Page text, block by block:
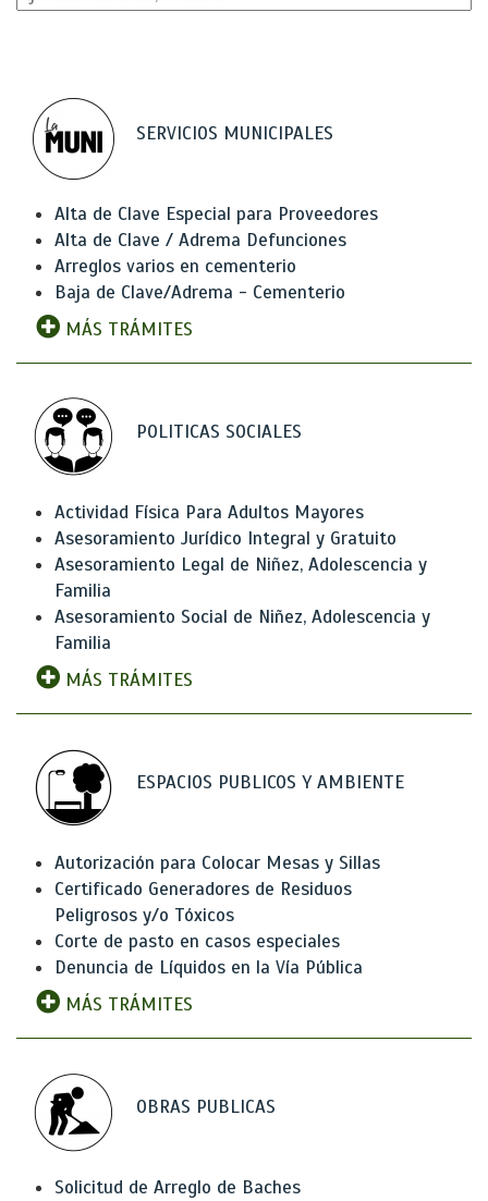
SERVICIOS MUNICIPALES
Alta de Clave Especial para Proveedores
Alta de Clave / Adrema Defunciones
Arreglos varios en cementerio
Baja de Clave/Adrema - Cementerio
MÁS TRÁMITES
POLITICAS SOCIALES
Actividad Física Para Adultos Mayores
Asesoramiento Jurídico Integral y Gratuito
Asesoramiento Legal de Niñez, Adolescencia y
Familia
Asesoramiento Social de Niñez, Adolescencia y
Familia
MÁS TRÁMITES
ESPACIOS PUBLICOS Y AMBIENTE
Autorización para Colocar Mesas y Sillas
Certificado Generadores de Residuos
Peligrosos y/o Tóxicos
Corte de pasto en casos especiales
Denuncia de Líquidos en la Vía Pública
MÁS TRÁMITES
OBRAS PUBLICAS
Solicitud de Arreglo de Baches